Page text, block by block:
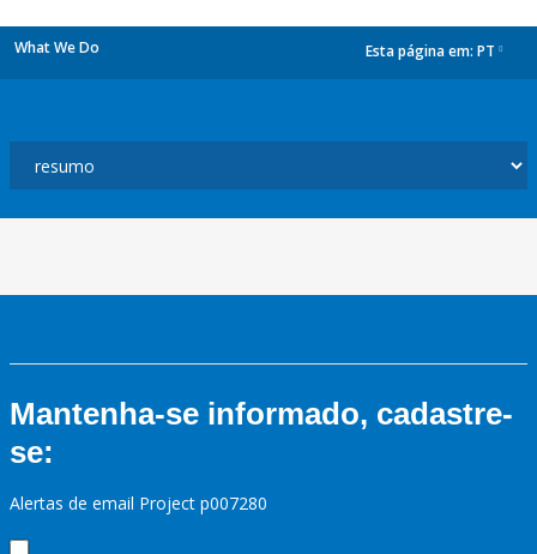
What We Do Esta página em: PT
Mantenha-se informado, cadastre-
se:
Alertas de email Project p007280